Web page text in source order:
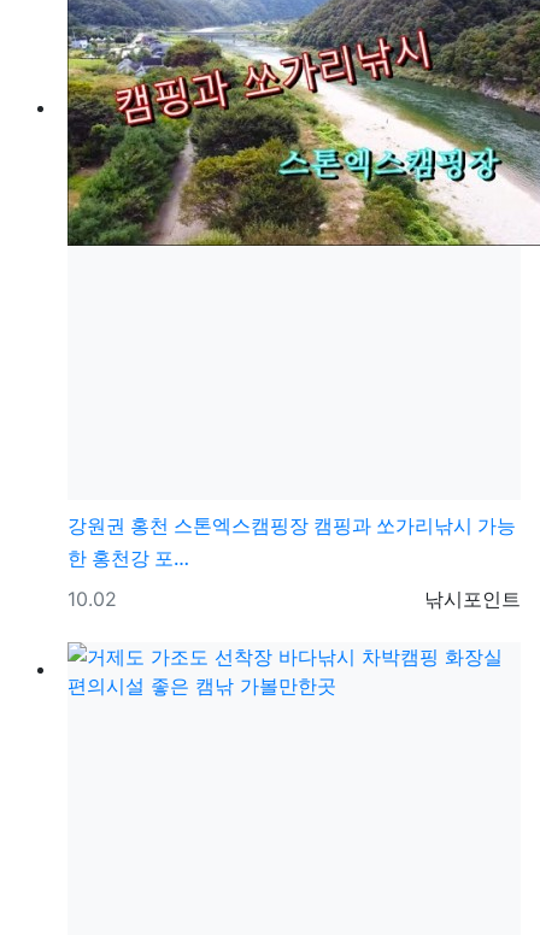
강원권 홍천 스톤엑스캠핑장 캠핑과 쏘가리낚시 가능
한 홍천강 포…
등록자
낚시포인트
등록일
10.02